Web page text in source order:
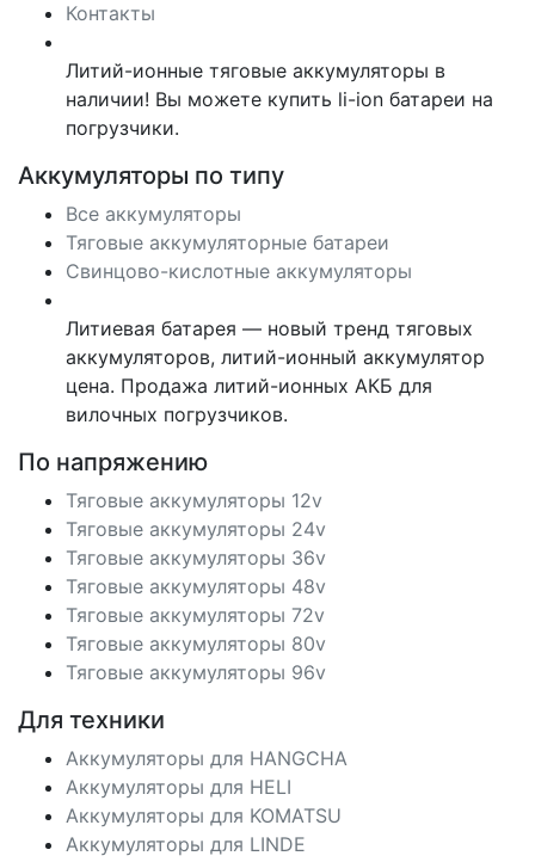
Контакты
Литий-ионные тяговые аккумуляторы в
наличии! Вы можете купить li-ion батареи на
погрузчики.
Аккумуляторы по типу
Все аккумуляторы
Тяговые аккумуляторные батареи
Свинцово-кислотные аккумуляторы
Литиевая батарея — новый тренд тяговых
аккумуляторов, литий-ионный аккумулятор
цена. Продажа литий-ионных АКБ для
вилочных погрузчиков.
По напряжению
Тяговые аккумуляторы 12v
Тяговые аккумуляторы 24v
Тяговые аккумуляторы 36v
Тяговые аккумуляторы 48v
Тяговые аккумуляторы 72v
Тяговые аккумуляторы 80v
Тяговые аккумуляторы 96v
Для техники
Аккумуляторы для HANGCHA
Аккумуляторы для HELI
Аккумуляторы для KOMATSU
Аккумуляторы для LINDE